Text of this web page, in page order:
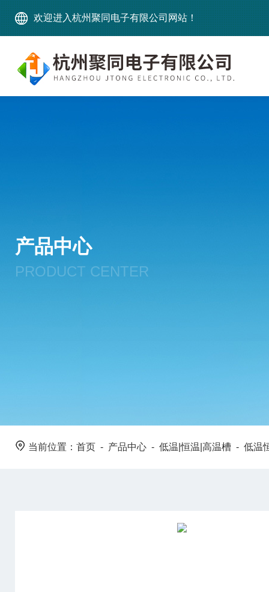
欢迎进入杭州聚同电子有限公司网站！
产品中心
PRODUCT CENTER
当前位置： 首页 - 产品中心 - 低温|恒温|高温槽 - 低温